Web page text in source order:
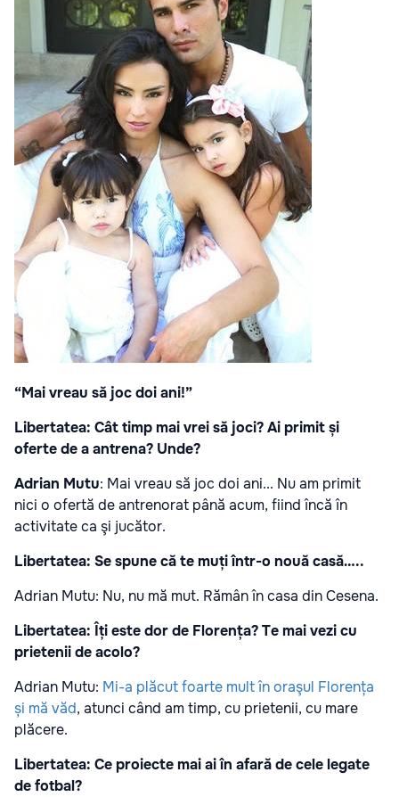
“Mai vreau să joc doi ani!”
Libertatea: Cât timp mai vrei să joci? Ai primit și
oferte de a antrena? Unde?
Adrian Mutu: Mai vreau să joc doi ani... Nu am primit
nici o ofertă de antrenorat până acum, fiind încă în
activitate ca şi jucător.
Libertatea: Se spune că te muți într-o nouă casă…..
Adrian Mutu: Nu, nu mă mut. Rămân în casa din Cesena.
Libertatea: Îți este dor de Florența? Te mai vezi cu
prietenii de acolo?
Adrian Mutu: Mi-a plăcut foarte mult în oraşul Florența
și mă văd, atunci când am timp, cu prietenii, cu mare
plăcere.
Libertatea: Ce proiecte mai ai în afară de cele legate
de fotbal?